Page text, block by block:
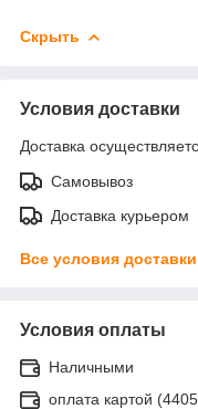
Скрыть
Условия доставки
Доставка
Самовывоз
Доставка курьером
Все условия доставки
Условия оплаты
Наличными
оплата картой